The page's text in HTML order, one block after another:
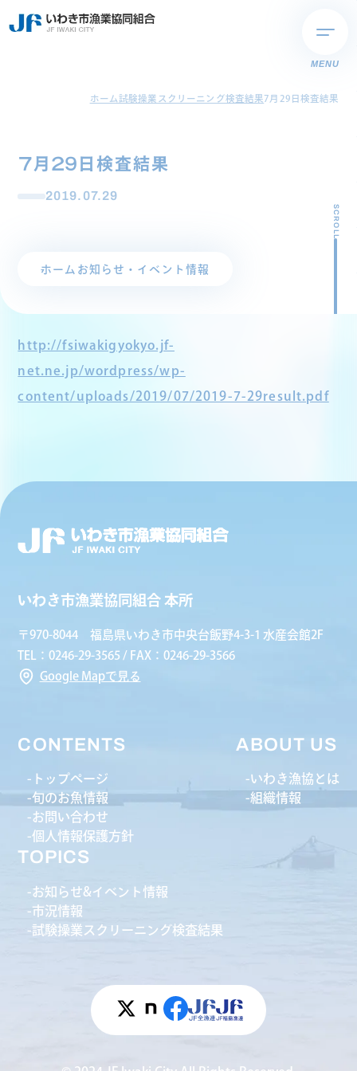
MENU
ホーム試験操業スクリーニング検査結果7月29日検査結果
7月29日検査結果
2019.07.29
ホーム お知らせ・イベント情報
SCROLL
http://fsiwakigyokyo.jf-
net.ne.jp/wordpress/wp-
content/uploads/2019/07/2019-7-29result.pdf
いわき市漁業協同組合 本所
〒970-8044 福島県いわき市中央台飯野4-3-1 水産会館2F
TEL：0246-29-3565 / FAX：0246-29-3566
Google Mapで見る
CONTENTS
トップページ
旬のお魚情報
お問い合わせ
個人情報保護方針
ABOUT US
いわき漁協とは
組織情報
TOPICS
お知らせ&イベント情報
市況情報
試験操業スクリーニング検査結果